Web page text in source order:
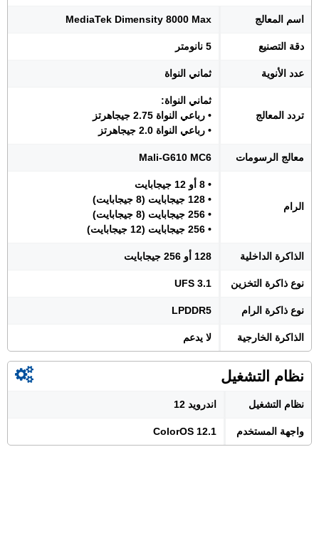
اسم المعالج MediaTek Dimensity 8000 Max
دقة التصنيع 5 نانومتر
عدد الأنوية ثماني النواة
تردد المعالج
ثماني النواة:
• رباعي النواة 2.75 جيجاهرتز
• رباعي النواة 2.0 جيجاهرتز
معالج الرسومات Mali-G610 MC6
الرام
• 8 أو 12 جيجابايت
• 128 جيجابايت (8 جيجابايت)
• 256 جيجابايت (8 جيجابايت)
• 256 جيجابايت (12 جيجابايت)
الذاكرة الداخلية 128 أو 256 جيجابايت
نوع ذاكرة التخزين UFS 3.1
نوع ذاكرة الرام LPDDR5
الذاكرة الخارجية لا يدعم
نظام التشغيل
نظام التشغيل اندرويد 12
واجهة المستخدم ColorOS 12.1